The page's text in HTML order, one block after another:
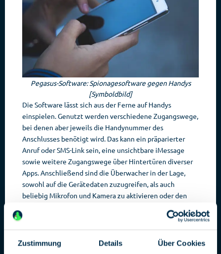
Zustimmung Details Über Cookies
Pegasus-Software: Spionagesoftware gegen Handys
[Symboldbild]
Die Software lässt sich aus der Ferne auf Handys
einspielen. Genutzt werden verschiedene Zugangswege,
bei denen aber jeweils die Handynummer des
Anschlusses benötigt wird. Das kann ein präparierter
Anruf oder SMS-Link sein, eine unsichtbare iMessage
sowie weitere Zugangswege über Hintertüren diverser
Apps. Anschließend sind die Überwacher in der Lage,
sowohl auf die Gerätedaten zuzugreifen, als auch
beliebig Mikrofon und Kamera zu aktivieren oder den
möglich, nicht nur die Nutzer der Handys, sondern auch
Leak mit mehr als 50.000